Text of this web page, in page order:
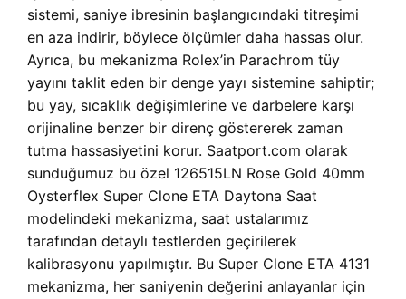
sistemi, saniye ibresinin başlangıcındaki titreşimi
en aza indirir, böylece ölçümler daha hassas olur.
Ayrıca, bu mekanizma Rolex’in Parachrom tüy
yayını taklit eden bir denge yayı sistemine sahiptir;
bu yay, sıcaklık değişimlerine ve darbelere karşı
orijinaline benzer bir direnç göstererek zaman
tutma hassasiyetini korur. Saatport.com olarak
sunduğumuz bu özel 126515LN Rose Gold 40mm
Oysterflex Super Clone ETA Daytona Saat
modelindeki mekanizma, saat ustalarımız
tarafından detaylı testlerden geçirilerek
kalibrasyonu yapılmıştır. Bu Super Clone ETA 4131
mekanizma, her saniyenin değerini anlayanlar için